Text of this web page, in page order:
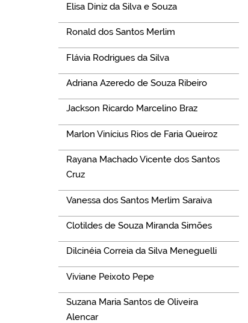
Elisa Diniz da Silva e Souza
Ronald dos Santos Merlim
Flávia Rodrigues da Silva
Adriana Azeredo de Souza Ribeiro
Jackson Ricardo Marcelino Braz
Marlon Vinícius Rios de Faria Queiroz
Rayana Machado Vicente dos Santos
Cruz
Vanessa dos Santos Merlim Saraiva
Clotildes de Souza Miranda Simões
Dilcinéia Correia da Silva Meneguelli
Viviane Peixoto Pepe
Suzana Maria Santos de Oliveira
Alencar